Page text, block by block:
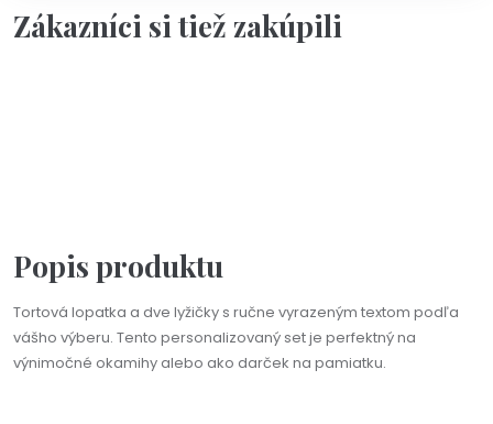
Zákazníci si tiež zakúpili
Popis produktu
Tortová lopatka a dve lyžičky s ručne vyrazeným textom podľa
vášho výberu. Tento personalizovaný set je perfektný na
výnimočné okamihy alebo ako darček na pamiatku.